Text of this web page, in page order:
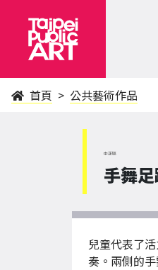
首頁 公共藝術作品
中正區
手舞
兒童代表了
奏。兩側的